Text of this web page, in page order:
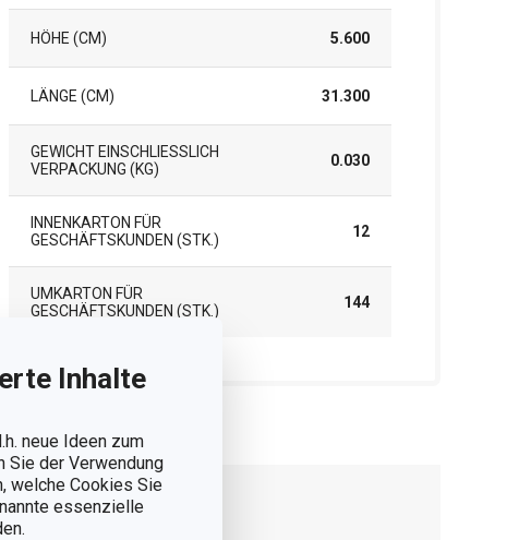
Inhalte
neue Ideen zum
Sie der Verwendung
welche Cookies Sie
essenzielle
HÖHE (CM) 5.600
LÄNGE (CM) 31.300
GEWICHT EINSCHLIESSLICH V
ERPACKUNG (KG)
0.030
INNENKARTON FÜR
GESCHÄFTSKUNDEN (STK.)
12
UMKARTON FÜR
GESCHÄFTSKUNDEN (STK.)
144